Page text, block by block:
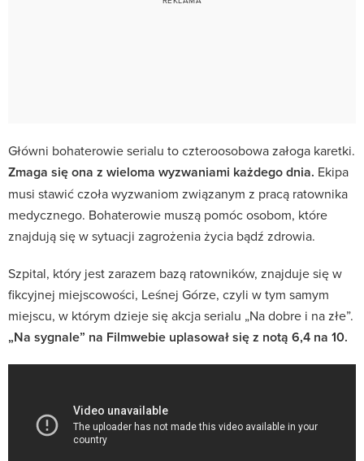
Główni bohaterowie serialu to czteroosobowa załoga karetki.
Zmaga się ona z wieloma wyzwaniami każdego dnia. Ekipa
musi stawić czoła wyzwaniom związanym z pracą ratownika
medycznego. Bohaterowie muszą pomóc osobom, które
znajdują się w sytuacji zagrożenia życia bądź zdrowia.
Szpital, który jest zarazem bazą ratowników, znajduje się w
fikcyjnej miejscowości, Leśnej Górze, czyli w tym samym
miejscu, w którym dzieje się akcja serialu „Na dobre i na złe”.
„Na sygnale” na Filmwebie uplasował się z notą 6,4 na 10.